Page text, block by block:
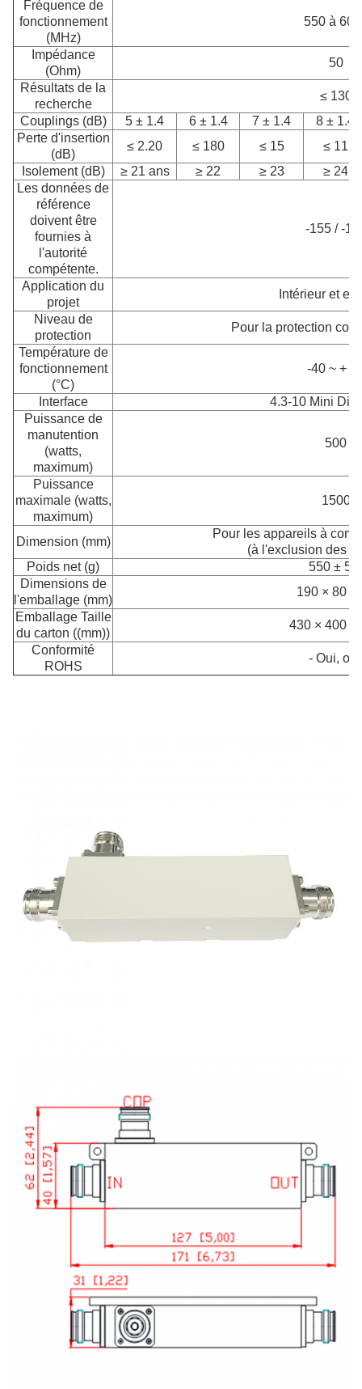
Fréquence de
fonctionnement
(MHz)
550 à
Impédance
(Ohm)
50
Résultats de la
recherche
≤ 130
Couplings (dB)
5 ± 1.4 6 ± 1.4 7 ± 1.4
8 ± 1.4
Perte d'insertion
(dB)
≤ 2.20 ≤ 180 ≤ 15
≤ 11
Isolement (dB)
≥ 21 ans ≥ 22 ≥ 23
≥ 24
Les données de
référence
doivent être
fournies à
l'autorité
compétente.
-155 / -
Application du
projet
Intérieur et
Niveau de
protection
Pour la protection
Température de
fonctionnement
(°C)
-40 ~ +
Interface
4.3-10 Mini Din
Puissance de
manutention
(watts,
maximum)
500
Puissance
maximale (watts,
maximum)
1500
Dimension (mm)
Pour les appareils à
(à l'exclusion des
Poids net (g)
550 ± 5%
Dimensions de
l'emballage (mm)
190 × 80 ×
Emballage Taille
du carton ((mm))
430 × 400 ×
Conformité
ROHS
- Oui,